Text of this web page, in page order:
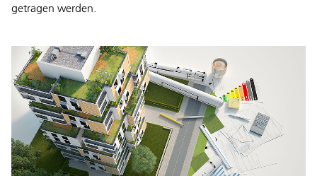
getragen werden.